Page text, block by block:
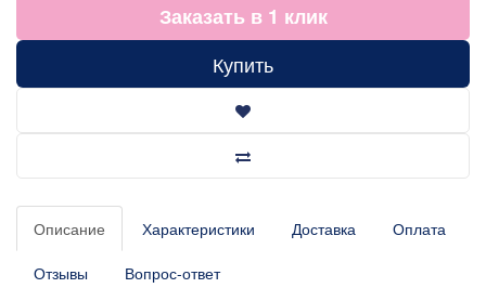
Заказать в 1 клик
Купить
Описание Характеристики Доставка Оплата
Отзывы Вопрос-ответ